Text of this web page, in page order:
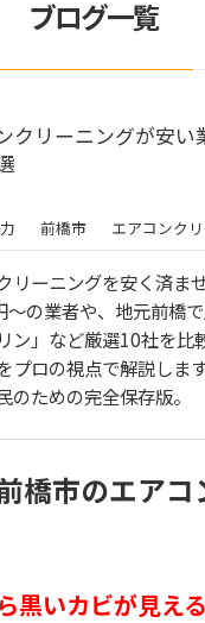
ブログ一覧
クリーニングが安い
前橋市 エアコンク
リーニングを安く済ま
の業者や、地元前橋
ン」など厳選10社を比
プロの視点で解説しま
のための完全保存版。
橋市のエアコ
黒いカビが見える